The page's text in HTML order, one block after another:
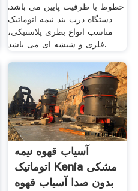
خطوط با ظرفیت پایین می باشد.
دستگاه درب بند نیمه اتوماتیک
مناسب انواع بطری پلاستیکی،
فلزی و شیشه ای می باشد.
آسیاب قهوه نیمه
اتوماتیک Kenia مشکی
بدون صدا آسیاب قهوه